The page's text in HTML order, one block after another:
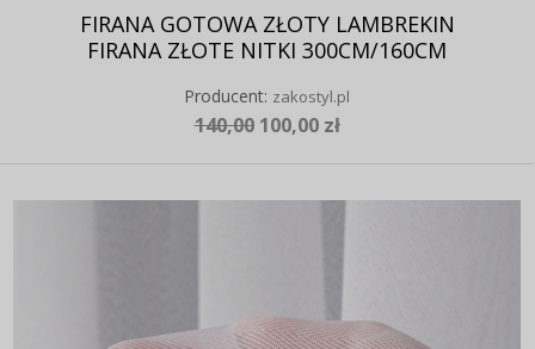
FIRANA GOTOWA ZŁOTY LAMBREKIN
FIRANA ZŁOTE NITKI 300CM/160CM
Producent: zakostyl.pl
140,00 100,00 zł